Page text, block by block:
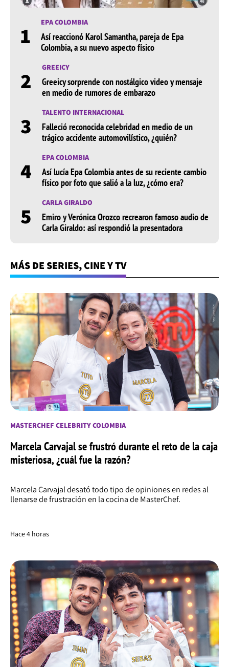
1 EPA COLOMBIA
Así reaccionó Karol Samantha, pareja de Epa
Colombia, a su nuevo aspecto físico
2 GREEICY
Greeicy sorprende con nostálgico video y mensaje
en medio de rumores de embarazo
3 TALENTO INTERNACIONAL
Falleció reconocida celebridad en medio de un
trágico accidente automovilístico, ¿quién?
4 EPA COLOMBIA
Así lucía Epa Colombia antes de su reciente cambio
físico por foto que salió a la luz, ¿cómo era?
5 CARLA GIRALDO
Emiro y Verónica Orozco recrearon famoso audio de
Carla Giraldo: así respondió la presentadora
MÁS DE SERIES, CINE Y TV
MASTERCHEF CELEBRITY COLOMBIA
Marcela Carvajal se frustró durante el reto de la caja
misteriosa, ¿cuál fue la razón?
Marcela Carvajal desató todo tipo de opiniones en redes al
llenarse de frustración en la cocina de MasterChef.
Hace 4 horas